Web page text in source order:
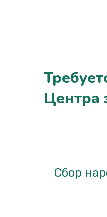
Центра
Сбор